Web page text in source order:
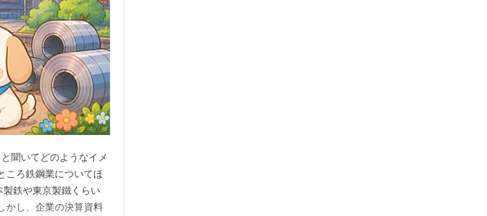
聞いてどのようなイメ
ころ鉄鋼業についてほ
鉄や東京製鐵くらい
かし、企業の決算資料